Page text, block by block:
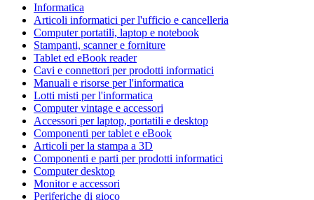
Informatica
Articoli informatici per l'ufficio e cancelleria
Computer portatili, laptop e notebook
Stampanti, scanner e forniture
Tablet ed eBook reader
Cavi e connettori per prodotti informatici
Manuali e risorse per l'informatica
Lotti misti per l'informatica
Computer vintage e accessori
Accessori per laptop, portatili e desktop
Componenti per tablet e eBook
Articoli per la stampa a 3D
Componenti e parti per prodotti informatici
Computer desktop
Monitor e accessori
Periferiche di gioco